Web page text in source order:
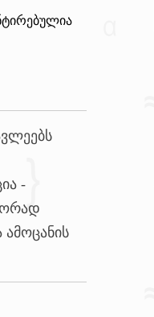
-
ამოცანის